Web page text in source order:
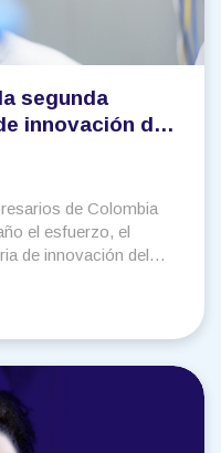
segunda
innovación de
último año
de Colombia
el esfuerzo, el
de innovación del